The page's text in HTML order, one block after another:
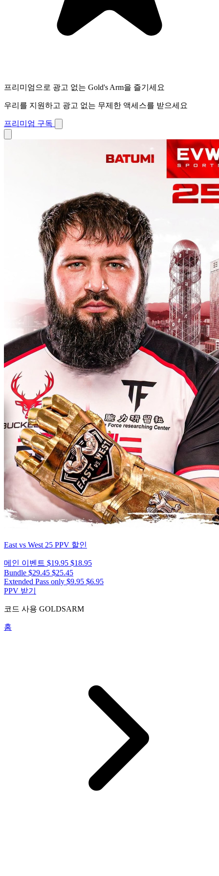
프리미엄으로 광고 없는 Gold's Arm을 즐기세요
우리를 지원하고 광고 없는 무제한 액세스를 받으세요
프리미엄 구독
East vs West 25 PPV 할인
메인 이벤트 $19.95 $18.95
Bundle $29.45 $25.45
Extended Pass only $9.95 $6.95
PPV 받기
코드 사용 GOLDSARM
홈